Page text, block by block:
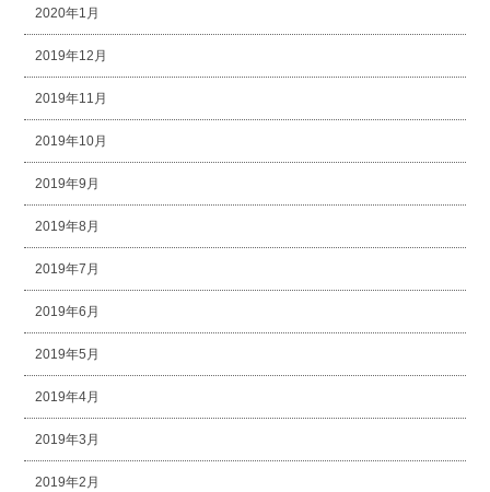
2020年1月
2019年12月
2019年11月
2019年10月
2019年9月
2019年8月
2019年7月
2019年6月
2019年5月
2019年4月
2019年3月
2019年2月